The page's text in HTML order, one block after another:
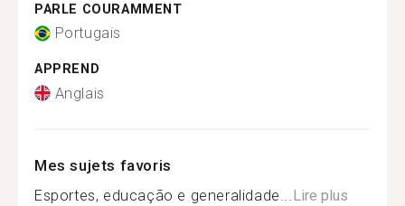
PARLE COURAMMENT
Portugais
APPREND
Anglais
Mes sujets favoris
Esportes, educação e generalidade... Lire plus